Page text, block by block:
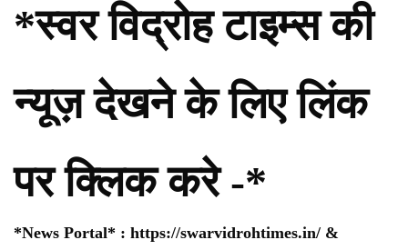
*स्वर विद्रोह टाइम्स की
न्यूज़ देखने के लिए लिंक
पर क्लिक करे -*
*News Portal* : https://swarvidrohtimes.in/ &